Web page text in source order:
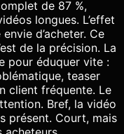
de 87 %,
longues. L’effet
d’acheter. Ce
de la précision. La
pour éduquer vite :
teaser
client fréquente. Le
Bref, la vidéo
présent. Court, mais